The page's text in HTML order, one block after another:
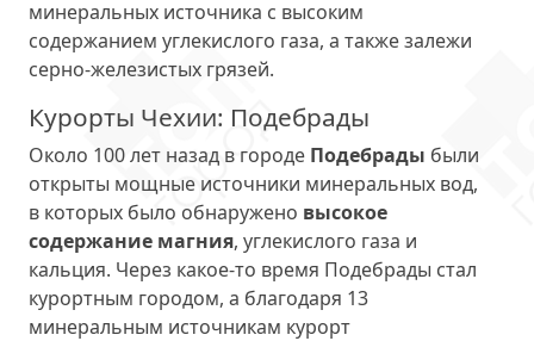
минеральных источника с высоким
содержанием углекислого газа, а также залежи
серно-железистых грязей.
Курорты Чехии: Подебрады
Около 100 лет назад в городе Подебрады были
открыты мощные источники минеральных вод,
в которых было обнаружено высокое
содержание магния, углекислого газа и
кальция. Через какое-то время Подебрады стал
курортным городом, а благодаря 13
минеральным источникам курорт